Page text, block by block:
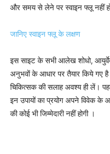
और समय से लेने पर स्वाइन फ्लू नहीं
जानिए स्वाइन फ्लू के लक्षण
इस साइट के सभी आलेख शोधो, आयुर्वेद
अनुभवों के आधार पर तैयार किये गए
चिकित्सक की सलाह अवश्य ही लें।
इन उपायों का प्रयोग अपने विवेक के
की कोई भी जिम्मेदारी नहीं होगी ।